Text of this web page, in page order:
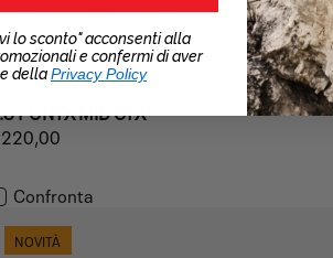
ONYX MID GTX®
Confronta
NOVITÀ
lo sconto" acconsenti alla
e confermi di aver
dellaPrivacy Policy